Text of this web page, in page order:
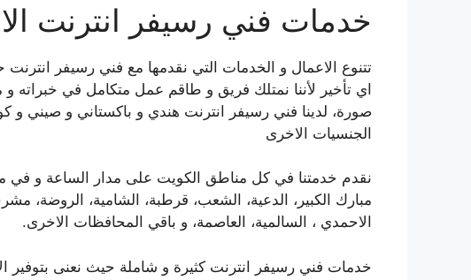
خدمات فني رسيفر انترنت
تتنوع الاعمال و الخدمات التي نقدمها مع فني رسيفر انترنت
اي تأخير لأننا نمتلك فريق و طاقم عمل متكامل في
صورة، لدينا فني رسيفر انترنت هندي و باكستاني و صيني و
الجنسيات الاخرى
نقدم خدمتنا في كل مناطق الكويت على مدار الساعة و في
مبارك الكبير، الدعية، الشعب، قرطبة، الشامية، الروضة،
الاحمدي ، السالمية، العاصمة، و باقي المحافظات الاخرى.
خدمات فني رسيفر انترنت كثيرة و شاملة حيث نعنى بتوفير